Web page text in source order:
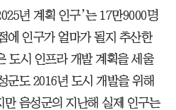
년 계획 인구’는 17만9000명
에 인구가 얼마가 될지 추산한
도시 인프라 개발 계획을 세울
군도 2016년 도시 개발을 위해
음성군의 지난해 실제 인구는